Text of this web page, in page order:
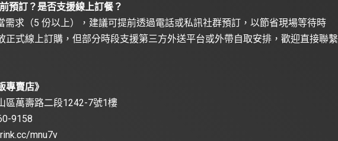
預訂？是否支援線上訂餐？
需求（5 份以上），建議可提前透過電話或私訊社群預訂，以節省現場等待時
正式線上訂購，但部分時段支援第三方外送平台或外帶自取安排，歡迎直接聯繫
專賣店》
區萬壽路二段1242-7號1樓
9158
mnu7v